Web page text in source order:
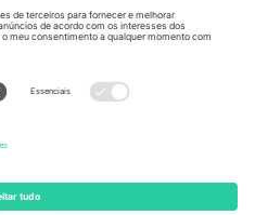
United Kingdom
167 City Road, London, Greater
Kingdom
Engelberg, Switzerland